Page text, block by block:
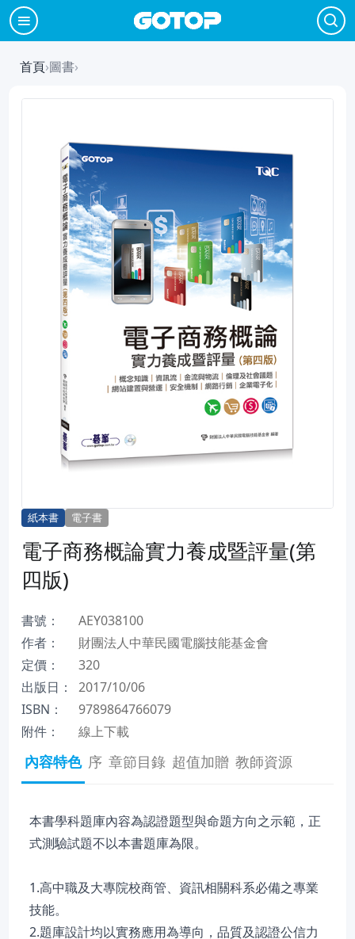
首頁›圖書›
紙本書 電子書
電子商務概論實力養成暨評量(第
四版)
書號：
AEY038100
作者：
財團法人中華民國電腦技能基金會
定價：
320
出版日：
2017/10/06
ISBN：
9789864766079
附件：
線上下載
內容特色 序 章節目錄 超值加贈 教師資源
本書學科題庫內容為認證題型與命題方向之示範，正
式測驗試題不以本書題庫為限。
1.高中職及大專院校商管、資訊相關科系必備之專業
技能。
2.題庫設計均以實務應用為導向，品質及認證公信力